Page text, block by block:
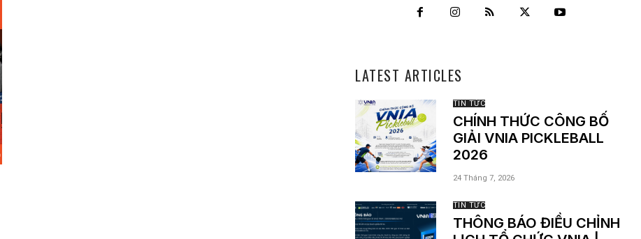
LATEST ARTICLES
TIN TỨC
CHÍNH THỨC CÔNG BỐ
GIẢI VNIA PICKLEBALL
2026
24 Tháng 7, 2026
TIN TỨC
THÔNG BÁO ĐIỀU CHỈNH